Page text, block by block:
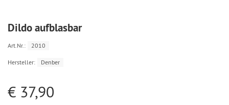
Dildo aufblasbar
Art.Nr.: 2010
Hersteller: Denber
€ 37,90